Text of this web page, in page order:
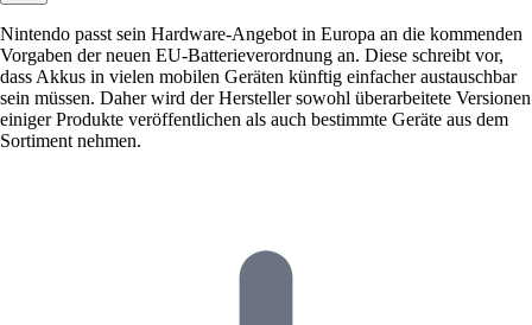
Nintendo passt sein Hardware-Angebot in Europa an die kommenden
Vorgaben der neuen EU-Batterieverordnung an. Diese schreibt vor,
dass Akkus in vielen mobilen Geräten künftig einfacher austauschbar
sein müssen. Daher wird der Hersteller sowohl überarbeitete Versionen
einiger Produkte veröffentlichen als auch bestimmte Geräte aus dem
Sortiment nehmen.